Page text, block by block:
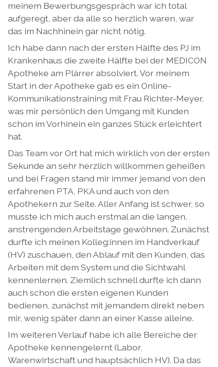
meinem Bewerbungsgespräch war ich total
aufgeregt, aber da alle so herzlich waren, war
das im Nachhinein gar nicht nötig.
Ich habe dann nach der ersten Hälfte des PJ im
Krankenhaus die zweite Hälfte bei der MEDICON
Apotheke am Plärrer absolviert. Vor meinem
Start in der Apotheke gab es ein Online-
Kommunikationstraining mit Frau Richter-Meyer,
was mir persönlich den Umgang mit Kunden
schon im Vorhinein ein ganzes Stück erleichtert
hat.
Das Team vor Ort hat mich wirklich von der ersten
Sekunde an sehr herzlich willkommen geheißen
und bei Fragen stand mir immer jemand von den
erfahrenen PTA, PKA und auch von den
Apothekern zur Seite. Aller Anfang ist schwer, so
musste ich mich auch erstmal an die langen,
anstrengenden Arbeitstage gewöhnen. Zunächst
durfte ich meinen Kolleg:innen im Handverkauf
(HV) zuschauen, den Ablauf mit den Kunden, das
Arbeiten mit dem System und die Sichtwahl
kennenlernen. Ziemlich schnell durfte ich dann
auch schon die ersten eigenen Kunden
bedienen, zunächst mit jemandem direkt neben
mir, wenig später dann an einer Kasse alleine.
Im weiteren Verlauf habe ich alle Bereiche der
Apotheke kennengelernt (Labor,
Warenwirtschaft und hauptsächlich HV). Da das